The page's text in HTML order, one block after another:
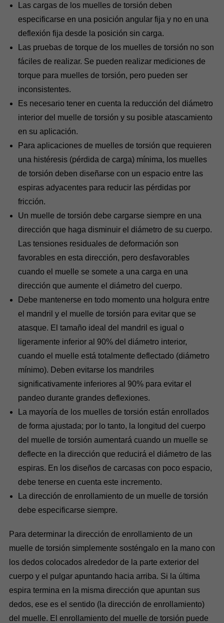
Las cargas de los muelles de torsión deben
especificarse en una posición angular fija y no en una
deflexión fija desde la posición sin carga.
Las pruebas de torque de los muelles de torsión no son
fáciles de realizar. Se pueden realizar mediciones de
torque para muelles de torsión, pero pueden ser
inconsistentes.
Es necesario tener en cuenta la reducción del diámetro
interior del muelle de torsión y su posible atascamiento
en su aplicación.
Para aplicaciones de muelles de torsión que requieren
una histéresis (pérdida de carga) mínima, los muelles
de torsión deben diseñarse con un espacio entre las
espiras adyacentes para reducir las pérdidas por
fricción.
Un muelle de torsión debe cargarse siempre en una
dirección que haga disminuir el diámetro de su cuerpo.
Las tensiones residuales de deformación son
favorables en esta dirección, pero desfavorables
cuando el muelle se somete a una carga en una
dirección que aumente el diámetro del cuerpo.
Debe mantenerse en todo momento una holgura entre
el mandril y el muelle de torsión para evitar que se
atasque. El tamaño ideal del mandril es igual o
ligeramente inferior al 90% del diámetro interior,
cuando el muelle está totalmente deflectado (diámetro
mínimo). Deben evitarse los mandriles
significativamente inferiores al 90% para evitar el
pandeo durante grandes deflexiones.
La mayoría de los muelles de torsión están enrollados
de forma ajustada; por lo tanto, la longitud del cuerpo
del muelle de torsión aumentará cuando un muelle se
deflecte en la dirección que reducirá el diámetro de las
espiras. En los diseños de carcasas con poco espacio,
debe tenerse en cuenta este incremento.
La dirección de enrollamiento de un muelle de torsión
debe especificarse siempre.
Para determinar la dirección de enrollamiento de un
muelle de torsión simplemente sosténgalo en la mano con
los dedos colocados alrededor de la parte exterior del
cuerpo y el pulgar apuntando hacia arriba. Si la última
espira termina en la misma dirección que apuntan sus
dedos, ese es el sentido (la dirección de enrollamiento)
del muelle. El enrollamiento del muelle de torsión puede